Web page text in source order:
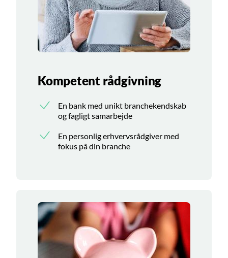
Kompetent rådgivning
En bank med unikt branchekendskab
og fagligt samarbejde
En personlig erhvervsrådgiver med
fokus på din branche